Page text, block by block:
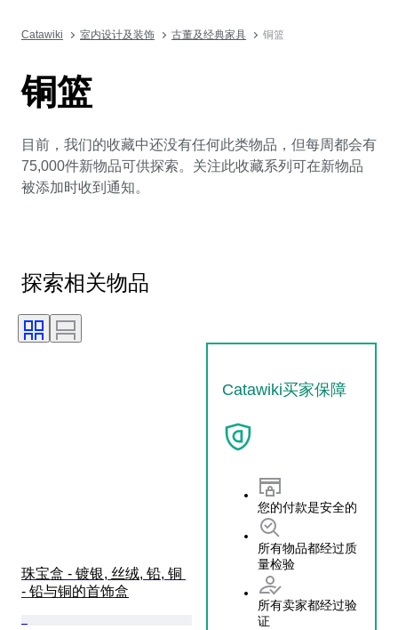
Catawiki 室内设计及装饰 古董及经典家具 铜篮
铜篮
目前，我们的收藏中还没有任何此类物品，但每周都会有
75,000件新物品可供探索。关注此收藏系列可在新物品
被添加时收到通知。
探索相关物品
Catawiki买家保障
您的付款是安全的
所有物品都经过质
量检验
所有卖家都经过验
证
珠宝盒 - 镀银, 丝绒, 铅, 铜
- 铅与铜的首饰盒